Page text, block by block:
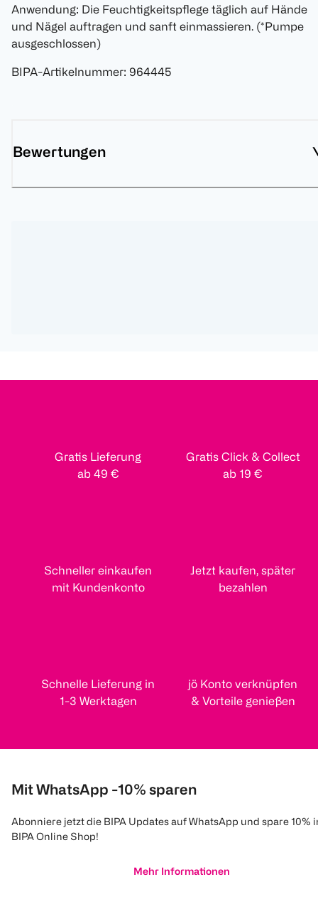
Anwendung: Die Feuchtigkeitspflege täglich auf Hände
und Nägel auftragen und sanft einmassieren. (*Pumpe
ausgeschlossen)
BIPA-Artikelnummer: 964445
Bewertungen
Gratis Lieferung
ab 49 €
Gratis Click & Collect
ab 19 €
Schneller einkaufen
mit Kundenkonto
Jetzt kaufen, später
bezahlen
Schnelle Lieferung in
1-3 Werktagen
jö Konto verknüpfen
& Vorteile genießen
Mit WhatsApp -10% sparen
Abonniere jetzt die BIPA Updates auf WhatsApp und spare 10%
BIPA Online Shop!
Mehr Informationen